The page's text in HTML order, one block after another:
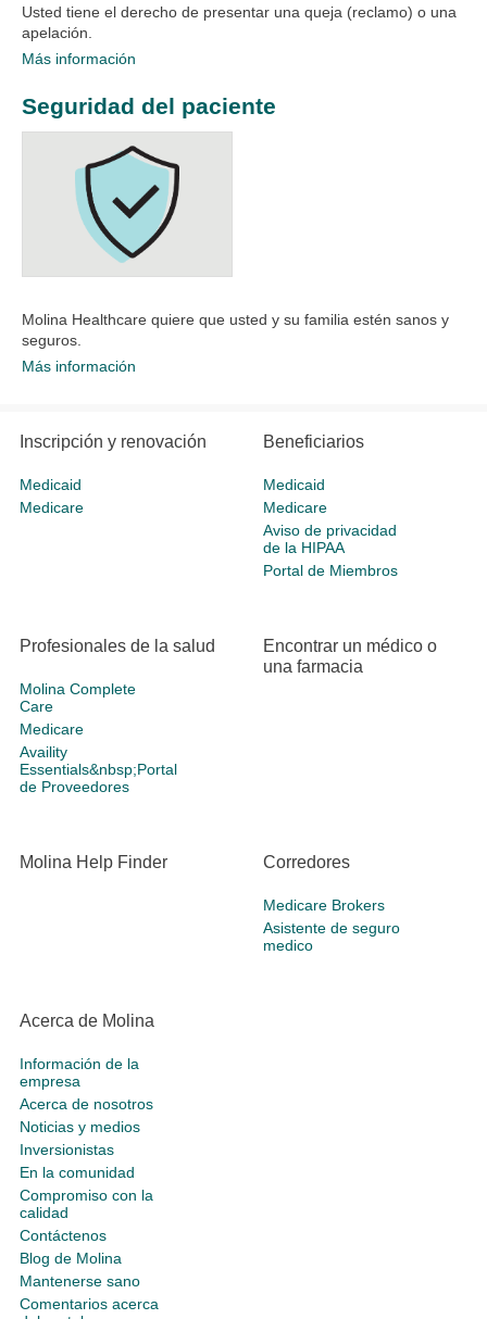
Usted tiene el derecho de presentar una queja (reclamo) o una
apelación.
Más información
Seguridad del paciente
Molina Healthcare quiere que usted y su familia estén sanos y
seguros.
Más información
Inscripción y renovación
Medicaid
Medicare
Beneficiarios
Medicaid
Medicare
Aviso de privacidad
de la HIPAA
Portal de Miembros
Profesionales de la salud
Molina Complete
Care
Medicare
Availity
Essentials&nbsp;Portal
de Proveedores
Encontrar un médico o
una farmacia
Molina Help Finder Corredores
Medicare Brokers
Asistente de seguro
medico
Acerca de Molina
Información de la
empresa
Acerca de nosotros
Noticias y medios
Inversionistas
En la comunidad
Compromiso con la
calidad
Contáctenos
Blog de Molina
Mantenerse sano
Comentarios acerca